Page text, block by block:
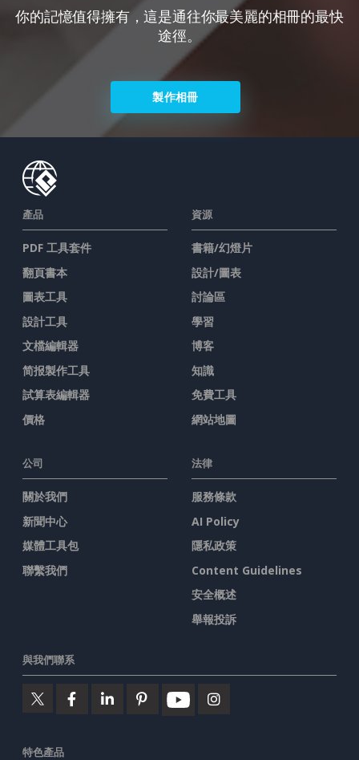
你的記憶值得擁有，這是通往你最美麗的相冊的最快
途徑。
製作相冊
產品
PDF 工具套件
翻頁書本
圖表工具
設計工具
文檔編輯器
简报製作工具
試算表編輯器
價格
資源
書籍/幻燈片
設計/圖表
討論區
學習
博客
知識
免費工具
網站地圖
公司
關於我們
新聞中心
媒體工具包
聯繫我們
法律
服務條款
AI Policy
隱私政策
Content Guidelines
安全概述
舉報投訴
與我們聯系
特色產品